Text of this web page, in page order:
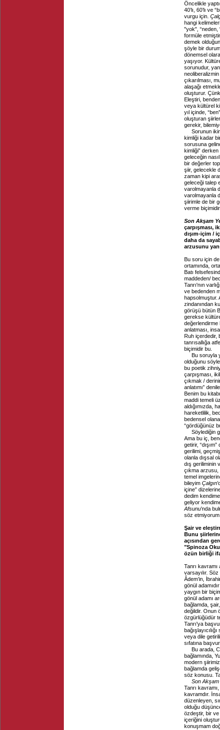
Öncelikle
40’lı, 60’lı ve
vurgu için.
hangi
"yok", “neden,
formüle
demek
şöyle bir
dönemsel
yaşıyor.
sorunudur,
çıkarılması,
alaşağı
oluşturur.
Eleştiri,
veya kültürel
yıl içinde,
oluşturan
gerekir,
Sorunun
kimliği kadar
sorusuna
kimliği”
geleceğin
bir değerler
şiir, gelecekle
zaman kipi
geleceği talep
varolmayanla
varolmayanla
şiirimle de bir
verme
Son Akşam
çarpışması,
dışım-içim /
daha da
arzusunu
Bu soru için
ortamında,
Batı
maddeden/
Tanrı'nın
ve bedenden
hapsolmuştur.
zindanından
görüşü bütün
gerekse
değerlendirme
anlatması,
Ruh içerdedir,
tanrısallığa
biçimidir bu.
Bu soruyla
olduğunu
bu poetik
çarpışması,
çıkmak /
anlatımı”
Benim bu
maddi temeli
aldığımızda,
hareketlilik,
bedensel
“gördüğünüz
Söylediğin
Ama bu iç,
getirir,
gerilimi,
olanla dışsal
dış geriliminin
çıkma
temel
bileyim Çalgın
içine”
dedim
geliyor
Afsunu’nda
söz
Şair ve
Bunu
açısından
"Spinoza
özün birliği
Tanrı kavramı
varsayılır.
Âdem’in,
gönül
yaygın bir
gönül adamı
bağlamda,
değildir. Onun
özgürlüğüdür
Tanrı'ya
veya dile
sıfatına
Bu arada,
bağlamında,
modern
bağlamda
söz konusu.
Son Akşam
Tanrı
kavramdır.
düzenleyen,
olduğu
özdeştir, bir
içeriğini
konuşmam